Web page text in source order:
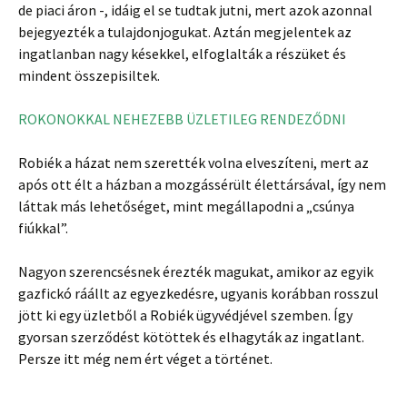
de piaci áron -, idáig el se tudtak jutni, mert azok azonnal
bejegyezték a tulajdonjogukat. Aztán megjelentek az
ingatlanban nagy késekkel, elfoglalták a részüket és
mindent összepisiltek.
ROKONOKKAL NEHEZEBB ÜZLETILEG RENDEZŐDNI
Robiék a házat nem szerették volna elveszíteni, mert az
após ott élt a házban a mozgássérült élettársával, így nem
láttak más lehetőséget, mint megállapodni a „csúnya
fiúkkal”.
Nagyon szerencsésnek érezték magukat, amikor az egyik
gazfickó ráállt az egyezkedésre, ugyanis korábban rosszul
jött ki egy üzletből a Robiék ügyvédjével szemben. Így
gyorsan szerződést kötöttek és elhagyták az ingatlant.
Persze itt még nem ért véget a történet.